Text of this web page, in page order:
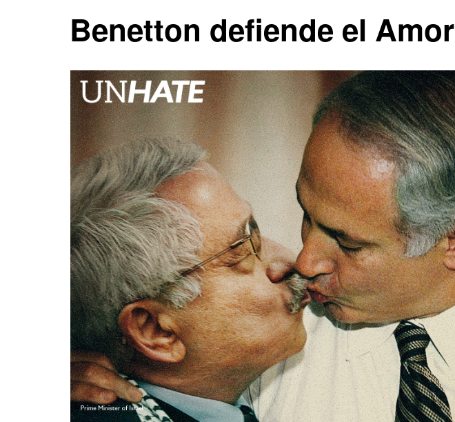
Benetton defiende el Amor